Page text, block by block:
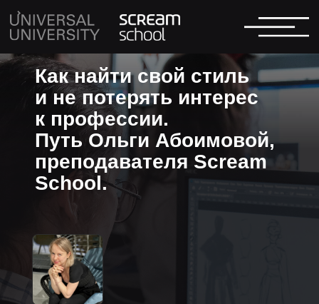
Как найти свой стиль
и не потерять интерес
к профессии.
Путь Ольги Абоимовой,
преподавателя Scream
School.